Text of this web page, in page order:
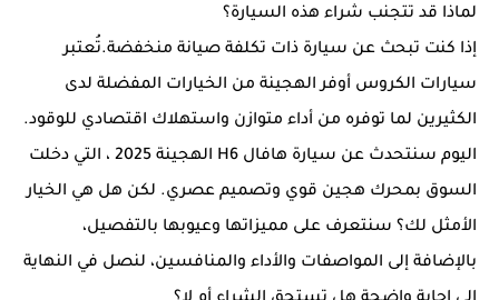
لماذا قد تتجنب شراء هذه السيارة؟
إذا كنت تبحث عن سيارة ذات تكلفة صيانة منخفضة.تُعتبر
سيارات الكروس أوفر الهجينة من الخيارات المفضلة لدى
الكثيرين لما توفره من أداء متوازن واستهلاك اقتصادي للوقود.
اليوم سنتحدث عن سيارة هافال H6 الهجينة 2025 ، التي دخلت
السوق بمحرك هجين قوي وتصميم عصري. لكن هل هي الخيار
الأمثل لك؟ سنتعرف على مميزاتها وعيوبها بالتفصيل،
بالإضافة إلى المواصفات والأداء والمنافسين، لنصل في النهاية